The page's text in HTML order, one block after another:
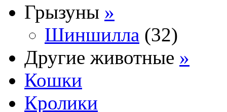
Грызуны »
Шиншилла (32)
Другие животные »
Кошки
Кролики